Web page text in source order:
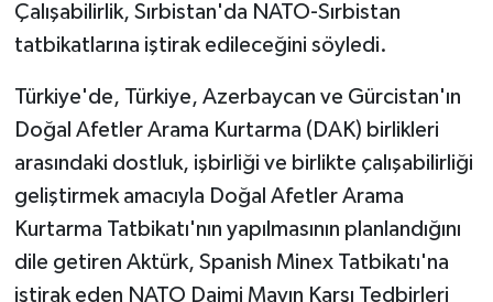
Çalışabilirlik, Sırbistan'da NATO-Sırbistan
tatbikatlarına iştirak edileceğini söyledi.
Türkiye'de, Türkiye, Azerbaycan ve Gürcistan'ın
Doğal Afetler Arama Kurtarma (DAK) birlikleri
arasındaki dostluk, işbirliği ve birlikte çalışabilirliği
geliştirmek amacıyla Doğal Afetler Arama
Kurtarma Tatbikatı'nın yapılmasının planlandığını
dile getiren Aktürk, Spanish Minex Tatbikatı'na
iştirak eden NATO Daimi Mayın Karşı Tedbirleri